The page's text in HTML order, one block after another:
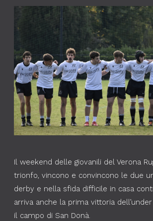
Il weekend delle giovanili del Verona
trionfo, vincono e convincono le due
derby e nella sfida difficile in casa
arriva anche la prima vittoria
il campo di San Donà.